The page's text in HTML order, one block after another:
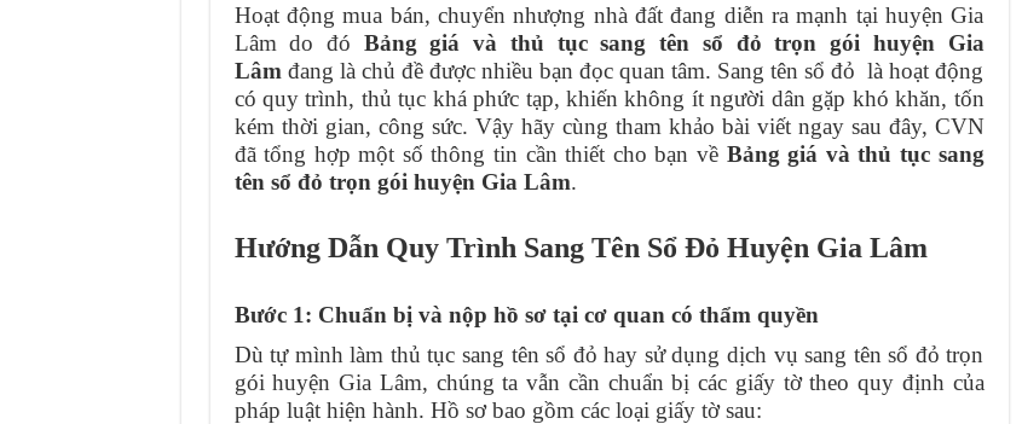
Hoạt động mua bán, chuyển nhượng nhà đất đang diễn ra mạnh tại huyện Gia
Lâm do đó Bảng giá và thủ tục sang tên sổ đỏ trọn gói huyện Gia
Lâm đang là chủ đề được nhiều bạn đọc quan tâm. Sang tên sổ đỏ là hoạt động
có quy trình, thủ tục khá phức tạp, khiến không ít người dân gặp khó khăn, tốn
kém thời gian, công sức. Vậy hãy cùng tham khảo bài viết ngay sau đây, CVN
đã tổng hợp một số thông tin cần thiết cho bạn về Bảng giá vàthủ tục sang
tên sổ đỏ trọn gói huyện Gia Lâm.
Hướng Dẫn Quy Trình Sang Tên Sổ Đỏ Huyện Gia Lâm
Bước 1: Chuẩn bị và nộp hồ sơ tại cơ quan có thẩm quyền
Dù tự mình làm thủ tục sang tên sổ đỏ hay sử dụng dịch vụ sang tên sổ đỏ trọn
gói huyện Gia Lâm, chúng ta vẫn cần chuẩn bị các giấy tờ theo quy định của
pháp luật hiện hành. Hồ sơ bao gồm các loại giấy tờ sau: